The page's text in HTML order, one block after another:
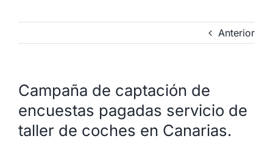
Anterior
Campaña de captación de
encuestas pagadas servicio de
taller de coches en Canarias.